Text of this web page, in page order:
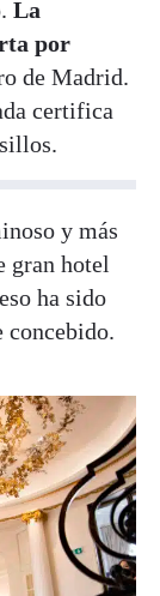
La
por
de Madrid.
certifica
y más
gran hotel
ha sido
concebido.